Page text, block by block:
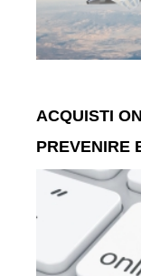
ACQUISTI
PREVENIRE